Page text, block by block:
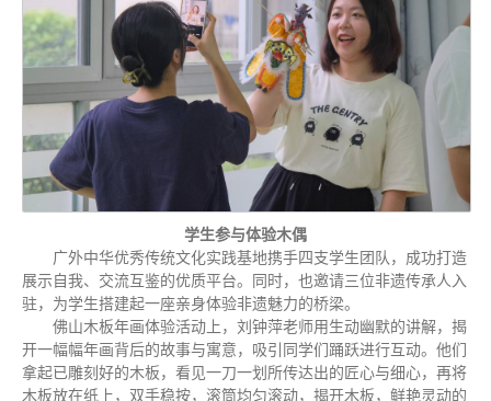
学生参与体验木偶
广外中华优秀传统文化实践基地携手四支学生团队，成功打造
展示自我、交流互鉴的优质平台。同时，也邀请三位非遗传承人入
驻，为学生搭建起一座亲身体验非遗魅力的桥梁。
佛山木板年画体验活动上，刘钟萍老师用生动幽默的讲解，揭
开一幅幅年画背后的故事与寓意，吸引同学们踊跃进行互动。他们
拿起已雕刻好的木板，看见一刀一划所传达出的匠心与细心，再将
木板放在纸上，双手稳按，滚筒均匀滚动，揭开木板，鲜艳灵动的